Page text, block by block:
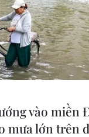
vào miền
mưa lớn trên